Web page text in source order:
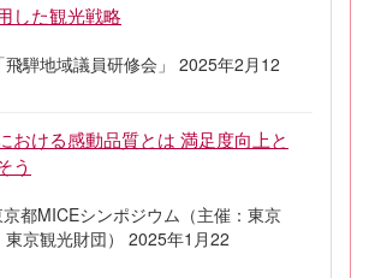
した観光戦略
飛騨地域議員研修会」 2025年2月12
おける感動品質とは 満足度向上と
う
都MICEシンポジウム（主催：東京
東京観光財団） 2025年1月22